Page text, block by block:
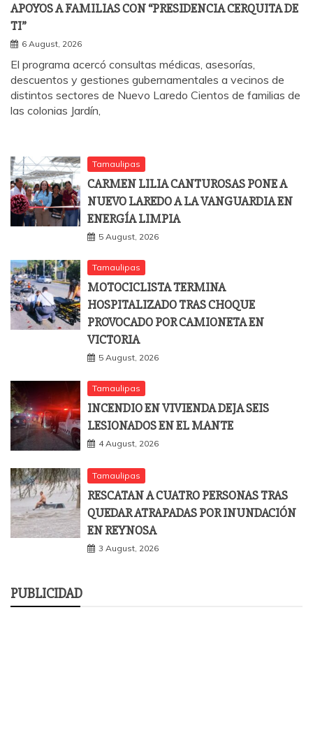
APOYOS A FAMILIAS CON “PRESIDENCIA CERQUITA DE
TI”
6 August, 2026
El programa acercó consultas médicas, asesorías,
descuentos y gestiones gubernamentales a vecinos de
distintos sectores de Nuevo Laredo Cientos de familias de
las colonias Jardín,
Tamaulipas
CARMEN LILIA CANTUROSAS PONE A
NUEVO LAREDO A LA VANGUARDIA EN
ENERGÍA LIMPIA
5 August, 2026
Tamaulipas
MOTOCICLISTA TERMINA
HOSPITALIZADO TRAS CHOQUE
PROVOCADO POR CAMIONETA EN
VICTORIA
5 August, 2026
Tamaulipas
INCENDIO EN VIVIENDA DEJA SEIS
LESIONADOS EN EL MANTE
4 August, 2026
Tamaulipas
RESCATAN A CUATRO PERSONAS TRAS
QUEDAR ATRAPADAS POR INUNDACIÓN
EN REYNOSA
3 August, 2026
PUBLICIDAD